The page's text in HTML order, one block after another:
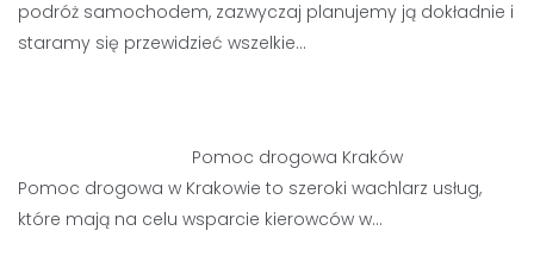
podróż samochodem, zazwyczaj planujemy ją dokładnie i
staramy się przewidzieć wszelkie…
Pomoc drogowa Kraków
Pomoc drogowa w Krakowie to szeroki wachlarz usług,
które mają na celu wsparcie kierowców w…